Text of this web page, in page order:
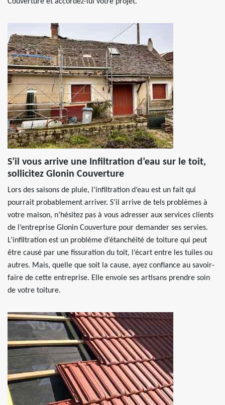
S’il vous arrive une Infiltration d’eau sur le toit,
sollicitez Glonin Couverture
Lors des saisons de pluie, l’infiltration d’eau est un fait qui
pourrait probablement arriver. S’il arrive de tels problèmes à
votre maison, n’hésitez pas à vous adresser aux services clients
de l’entreprise Glonin Couverture pour demander ses servies.
L’infiltration est un problème d’étanchéité de toiture qui peut
être causé par une fissuration du toit, l’écart entre les tuiles ou
autres. Mais, quelle que soit la cause, ayez confiance au savoir-
faire de cette entreprise. Elle envoie ses artisans prendre soin
de votre toiture.